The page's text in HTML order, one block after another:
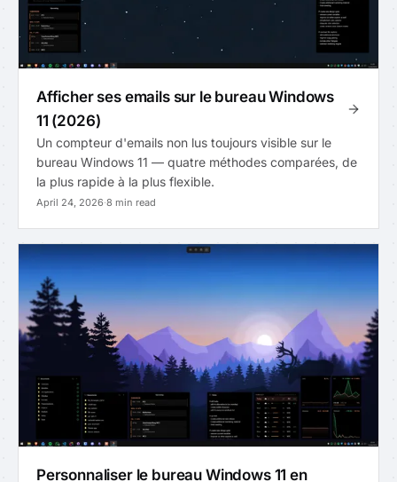
Afficher ses emails sur le bureau Windows
11 (2026)
Un compteur d'emails non lus toujours visible sur le
bureau Windows 11 — quatre méthodes comparées, de
la plus rapide à la plus flexible.
April 24, 2026·8 min read
Personnaliser le bureau Windows 11 en